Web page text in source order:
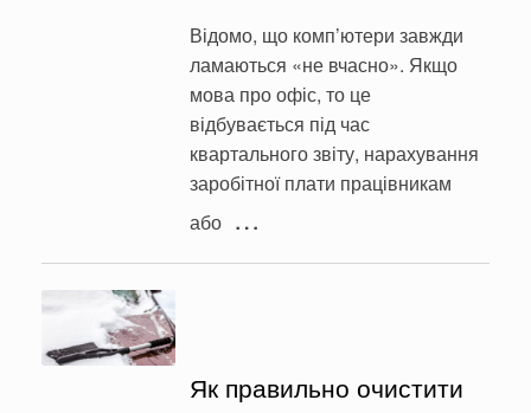
Відомо, що комп’ютери завжди
ламаються «не вчасно». Якщо
мова про офіс, то це
відбувається під час
квартального звіту, нарахування
заробітної плати працівникам
або …
Як правильно очистити